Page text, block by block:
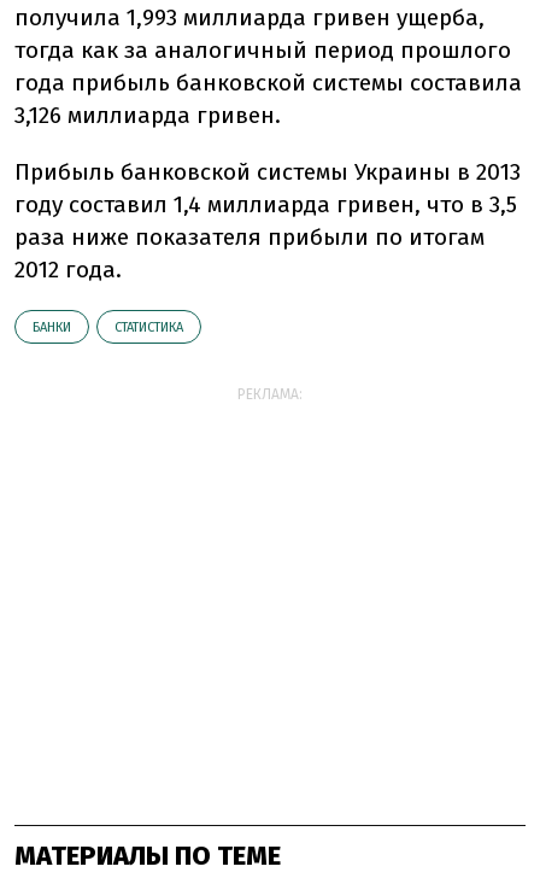
получила 1,993 миллиарда гривен ущерба,
тогда как за аналогичный период прошлого
года прибыль банковской системы составила
3,126 миллиарда гривен.
Прибыль банковской системы Украины в 2013
году составил 1,4 миллиарда гривен, что в 3,5
раза ниже показателя прибыли по итогам
2012 года.
БАНКИ СТАТИСТИКА
РЕКЛАМА:
МАТЕРИАЛЫ ПО ТЕМЕ